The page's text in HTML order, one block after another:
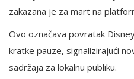
zakazana je za mart na
Ovo označava povratak
kratke pauze, signalizirajući
sadržaja za lokalnu publiku.